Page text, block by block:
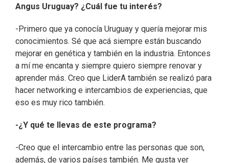
Angus Uruguay? ¿Cuál fue tu interés?
-Primero que ya conocía Uruguay y quería mejorar mis
conocimientos. Sé que acá siempre están buscando
mejorar en genética y también en la industria. Entonces
a mí me encanta y siempre quiero siempre renovar y
aprender más. Creo que LiderA también se realizó para
hacer networking e intercambios de experiencias, que
eso es muy rico también.
-¿Y qué te llevas de este programa?
-Creo que el intercambio entre las personas que son,
además, de varios países también. Me gusta ver